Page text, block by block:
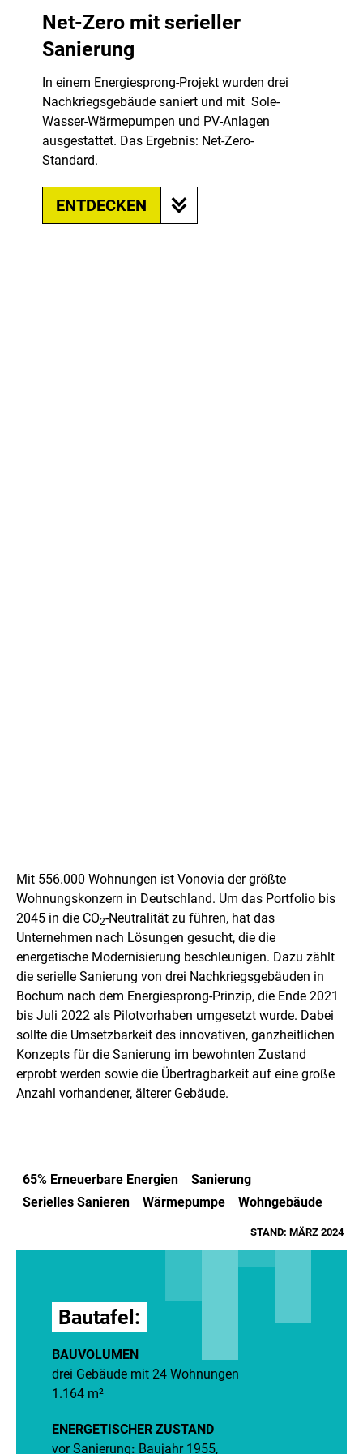
Net-Zero mit serieller
Sanierung
In einem Energiesprong-Projekt wurden drei
Nachkriegsgebäude saniert und mit Sole-
Wasser-Wärmepumpen und PV-Anlagen
ausgestattet. Das Ergebnis: Net-Zero-
Standard.
ENTDECKEN
o
j
e
k
t
Mit 556.000 Wohnungen ist Vonovia der größte
Wohnungskonzern in Deutschland. Um das Portfolio bis
2045 in die CO2-Neutralität zu führen, hat das
Unternehmen nach Lösungen gesucht, die die
energetische Modernisierung beschleunigen. Dazu zählt
die serielle Sanierung von drei Nachkriegsgebäuden in
Bochum nach dem Energiesprong-Prinzip, die Ende 2021
bis Juli 2022 als Pilotvorhaben umgesetzt wurde. Dabei
sollte die Umsetzbarkeit des innovativen, ganzheitlichen
Konzepts für die Sanierung im bewohnten Zustand
erprobt werden sowie die Übertragbarkeit auf eine große
Anzahl vorhandener, älterer Gebäude.
65% Erneuerbare Energien
Sanierung
Serielles Sanieren
Wärmepumpe Wohngebäude
STAND: MÄRZ 2024
Bautafel:
BAUVOLUMEN
drei Gebäude mit 24 Wohnungen
1.164 m²
ENERGETISCHER ZUSTAND
vor Sanierung: Baujahr 1955,